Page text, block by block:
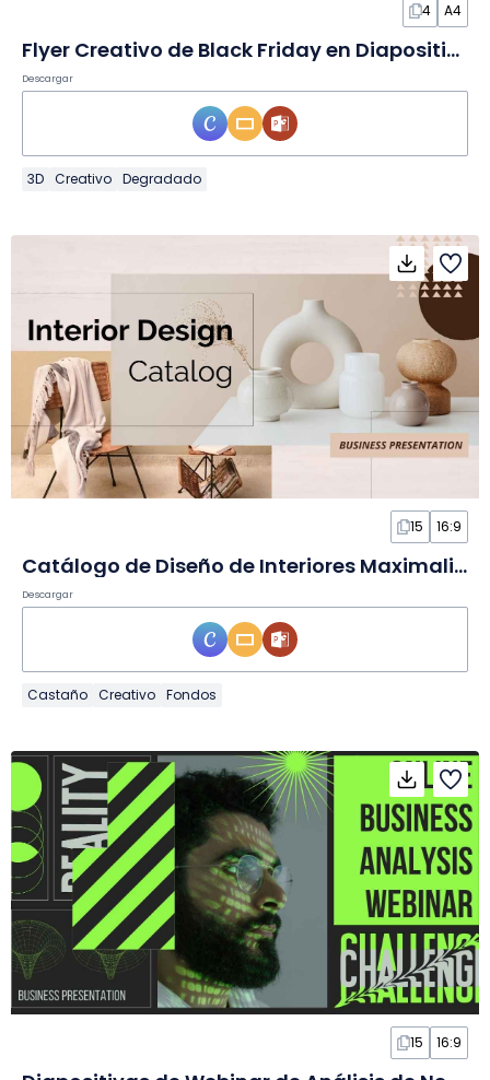
4 A4
Flyer Creativo de Black Friday en Diapositivas
Descargar
3D Creativo Degradado
15 16:9
Catálogo de Diseño de Interiores Maximalista en Diapositivas
Descargar
Castaño Creativo Fondos
15 16:9